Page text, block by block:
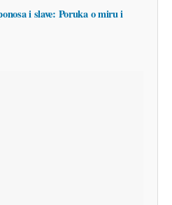
i slave: Poruka o miru i